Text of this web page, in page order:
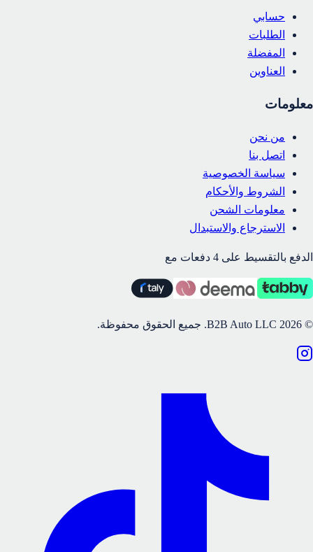
حسابي
الطلبات
المفضلة
العناوين
معلومات
من نحن
اتصل بنا
سياسة الخصوصية
الشروط والأحكام
معلومات الشحن
الاسترجاع والاستبدال
الدفع بالتقسيط على 4 دفعات مع
©
2026 جميع الحقوق محفوظة.